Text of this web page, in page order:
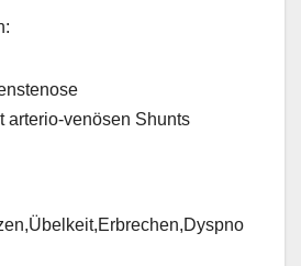
arterio-venösen Shunts